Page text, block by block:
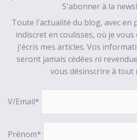
S'abonner à la
Toute l'actualité du blog, avec
indiscret en coulisses, où je
j'écris mes articles. Vos
seront jamais cédées ni
vous désinscrire à tout
V/Email*
Prénom*